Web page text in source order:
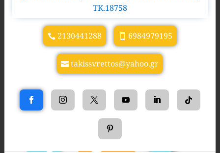
TK.18758
2130441288 6984979195
takissvrettos@yahoo.gr